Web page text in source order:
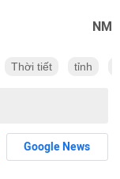
NM
Thời tiết tỉnh
Google News